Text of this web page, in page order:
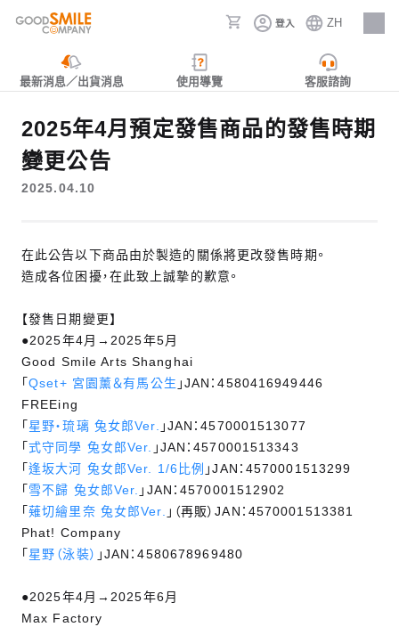
登入 ZH
人才招募
最新消息／出貨消息 使用導覽 客服諮詢
2025年4月預定發售商品的發售時期
變更公告
2025.04.10
在此公告以下商品由於製造的關係將更改發售時期。
造成各位困擾，在此致上誠摯的歉意。
【發售日期變更】
●2025年4月→2025年5月
Good Smile Arts Shanghai
「Qset+ 宮園薰＆有馬公生 」JAN：4580416949446
FREEing
「 星野‧琉璃 兔女郎Ver. 」JAN：4570001513077
「式守同學 兔女郎Ver. 」JAN：4570001513343
「逢坂大河 兔女郎Ver. 1/6比例 」JAN：4570001513299
「 雪不歸 兔女郎Ver. 」JAN：4570001512902
「薙切繪里奈 兔女郎Ver. 」（再販）JAN：4570001513381
Phat! Company
「 星野（泳裝） 」JAN：4580678969480
●2025年4月→2025年6月
Max Factory